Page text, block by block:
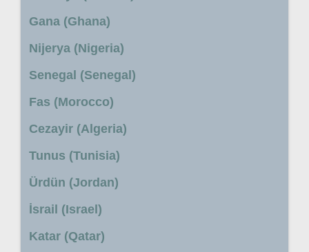
Gana (Ghana)
Nijerya (Nigeria)
Senegal (Senegal)
Fas (Morocco)
Cezayir (Algeria)
Tunus (Tunisia)
Ürdün (Jordan)
İsrail (Israel)
Katar (Qatar)